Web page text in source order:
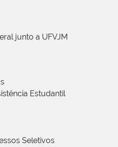
junto a UFVJM
Estudantil
Seletivos